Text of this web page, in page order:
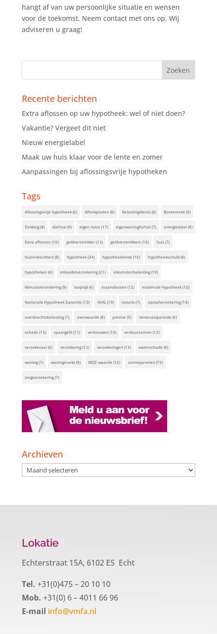
hangt af van uw persoonlijke situatie en wensen
voor de toekomst. Neem contact met ons op. Wij
adviseren u graag!
Recente berichten
Extra aflossen op uw hypotheek: wel of niet doen?
Vakantie? Vergeet dit niet
Nieuw energielabel
Maak uw huis klaar voor de lente en zomer
Aanpassingen bij aflossingsvrije hypotheken
Tags
Aflossingsvrije hypotheek(6) Aftrekposten(8) Belastingdienst(8) Boeterente (9)
Dekking(8) diefstal(9) eigen risico(17) eigenwoningforfait(7) energielabel(8)
Extra aflossen(10) geldverstrekker(13) geldverstrekkers(10) huis(7)
huizenbezitters(8) hypotheek(34) hypotheekrente (16) hypotheekschuld(8)
hypotheken(6) inboedelverzekering(21) inkomstenbelasting(10)
klimaatverandering(9) looptijd(6) maandlasten(12) maximale hypotheek(10)
Nationale Hypotheek Garantie (13) NHG(19) notaris(7) opstalverzekering(14)
overdrachtsbelasting(7) overwaarde (8) premie (9) rentevastperiode (6)
schade (15) spaargeld(11) verbouwen(10) verduurzamen(12)
verzekeraar(6) verzekering(12) verzekeringen(13) waterschade (8)
woning(7) woningmarkt(9) WOZ-waarde (10) zonnepanelen(19)
zorgverzekering(7)
Archieven
Archieven
Lokatie
Echterstraat 15A, 6102 ES Echt
Tel. +31(0)475 – 20 10 10
Mob. +31(0) 6 – 4011 66 96
E-mail info@vmfa.nl